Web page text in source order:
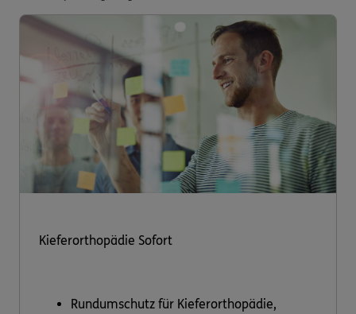
Kieferorthopädie Sofort
Rundumschutz für Kieferorthopädie,